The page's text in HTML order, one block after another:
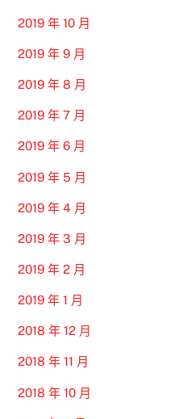
2019 年 10 月
2019 年 9 月
2019 年 8 月
2019 年 7 月
2019 年 6 月
2019 年 5 月
2019 年 4 月
2019 年 3 月
2019 年 2 月
2019 年 1 月
2018 年 12 月
2018 年 11 月
2018 年 10 月